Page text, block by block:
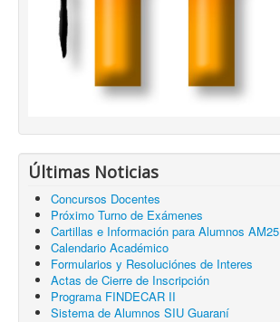
Últimas Noticias
Concursos Docentes
Próximo Turno de Exámenes
Cartillas e Información para Alumnos AM25
Calendario Académico
Formularios y Resoluciónes de Interes
Actas de Cierre de Inscripción
Programa FINDECAR II
Sistema de Alumnos SIU Guaraní